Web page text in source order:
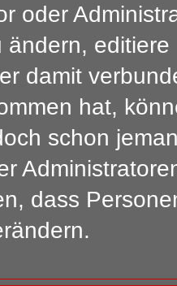
oder
ändern,
damit
hat,
schon
dass